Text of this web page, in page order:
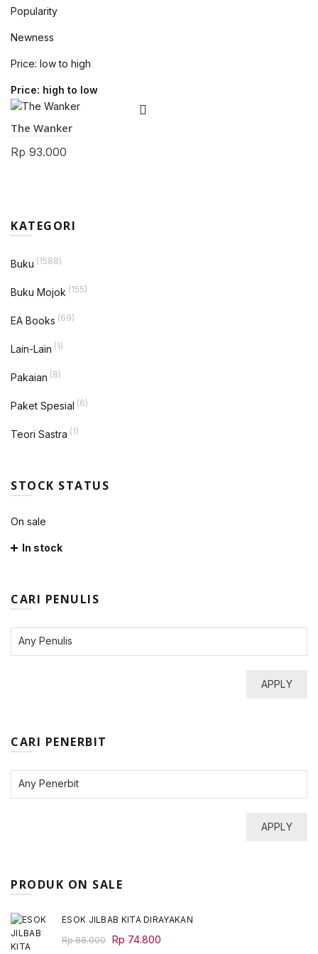
Popularity
Newness
Price: low to high
Price: high to low
The Wanker
Rp 93.000
KATEGORI
Buku (1588)
Buku Mojok (155)
EA Books (69)
Lain-Lain (1)
Pakaian (8)
Paket Spesial (6)
Teori Sastra (1)
STOCK STATUS
On sale
In stock
CARI PENULIS
APPLY
CARI PENERBIT
APPLY
PRODUK ON SALE
ESOK JILBAB KITA DIRAYAKAN
Rp88.000 Original
Rp 74.800